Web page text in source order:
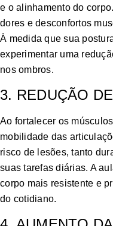
e o alinhamento do
dores e desconfortos
À medida que sua
experimentar uma
nos ombros.
3. REDUÇÃO
Ao fortalecer os
mobilidade das
risco de lesões, tanto
suas tarefas diárias. A
corpo mais resistente e
do cotidiano.